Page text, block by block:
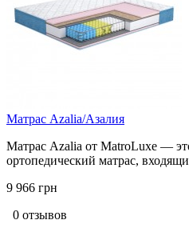
Матрас Azalia/Азалия
Матрас Azalia от MatroLuxe —
ортопедический матрас,
9 966 грн
0 отзывов